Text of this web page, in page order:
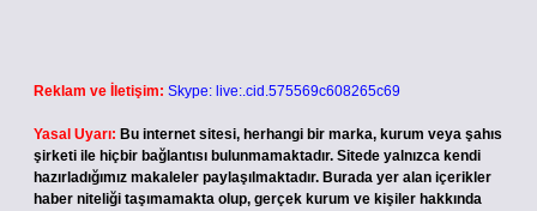
Reklam ve İletişim: Skype: live:.cid.575569c608265c69
Yasal Uyarı: Bu internet sitesi, herhangi bir marka, kurum veya şahıs
şirketi ile hiçbir bağlantısı bulunmamaktadır. Sitede yalnızca kendi
hazırladığımız makaleler paylaşılmaktadır. Burada yer alan içerikler
haber niteliği taşımamakta olup, gerçek kurum ve kişiler hakkında